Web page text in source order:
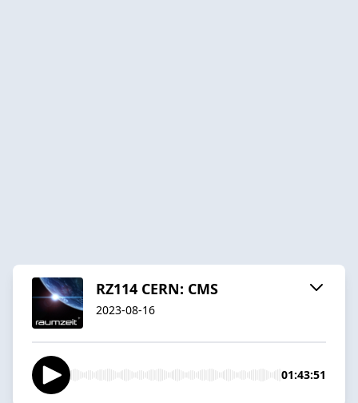
RZ114 CERN: CMS
2023-08-16
01:43:51